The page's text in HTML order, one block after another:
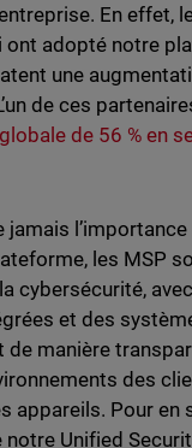
En effet,
ont adopté notre
une
de ces
de 56 % en
jamais
les MSP
cybersécurité,
et des
de manière
des
appareils. Pour en
notre Unified